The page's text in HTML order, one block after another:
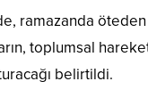
ramazanda
toplumsal
belirtildi.